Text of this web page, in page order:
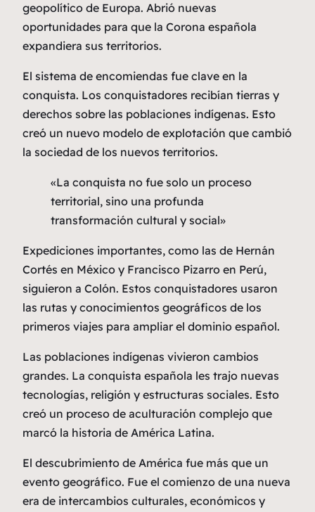
geopolítico de Europa. Abrió nuevas
oportunidades para que la Corona española
expandiera sus territorios.
El sistema de encomiendas fue clave en la
conquista. Los conquistadores recibían tierras y
derechos sobre las poblaciones indígenas. Esto
creó un nuevo modelo de explotación que cambió
la sociedad de los nuevos territorios.
«La conquista no fue solo un proceso
territorial, sino una profunda
transformación cultural y social»
Expediciones importantes, como las de Hernán
Cortés en México y Francisco Pizarro en Perú,
siguieron a Colón. Estos conquistadores usaron
las rutas y conocimientos geográficos de los
primeros viajes para ampliar el dominio español.
Las poblaciones indígenas vivieron cambios
grandes. La conquista española les trajo nuevas
tecnologías, religión y estructuras sociales. Esto
creó un proceso de aculturación complejo que
marcó la historia de América Latina.
El descubrimiento de América fue más que un
evento geográfico. Fue el comienzo de una nueva
era de intercambios culturales, económicos y